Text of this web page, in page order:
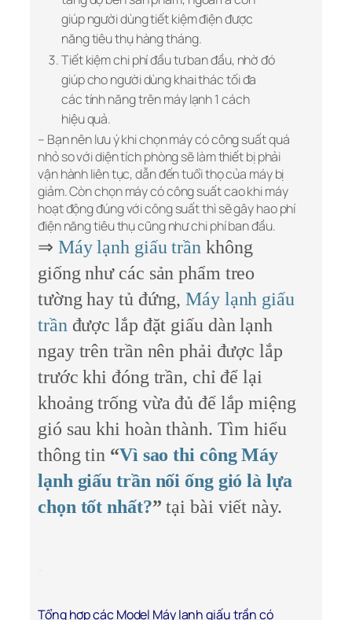
giúp người dùng tiết kiệm điện được
năng tiêu thụ hàng tháng.
Tiết kiệm chi phí đầu tư ban đầu, nhờ đó
giúp cho người dùng khai thác tối đa
các tính năng trên máy lạnh 1 cách
hiệu quả.
– Bạn nên lưu ý khi chọn máy có công suất quá
nhỏ so với diện tích phòng sẽ làm thiết bị phải
vận hành liên tục, dẫn đến tuổi thọ của máy bị
giảm. Còn chọn máy có công suất cao khi máy
hoạt động đúng với công suất thì sẽ gây hao phí
điện năng tiêu thụ cũng như chi phí ban đầu.
⇒ Máy lạnh giấu trần không
giống như các sản phẩm treo
tường hay tủ đứng, Máy lạnh giấu
trần được lắp đặt giấu dàn lạnh
ngay trên trần nên phải được lắp
trước khi đóng trần, chỉ để lại
khoảng trống vừa đủ để lắp miệng
gió sau khi hoàn thành. Tìm hiểu
thông tin “Vì sao thi công Máy
lạnh giấu trần nối ống gió là lựa
chọn tốt nhất?” tại bài viết này.
Tổng hợp các Model Máy lạnh giấu trần có